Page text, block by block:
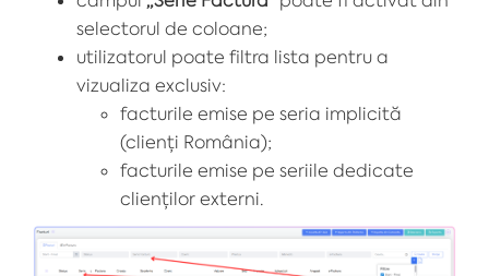
selectorul de coloane;
utilizatorul poate filtra lista pentru a
vizualiza exclusiv:
facturile emise pe seria implicită
(clienți România);
facturile emise pe seriile dedicate
clienților externi.